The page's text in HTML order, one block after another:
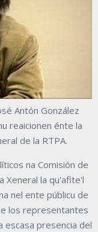
Antón González
reaicionen énte la
de la RTPA.
na Comisión de
Xeneral la qu'afite'l
nel ente públicu de
los representantes
escasa presencia del